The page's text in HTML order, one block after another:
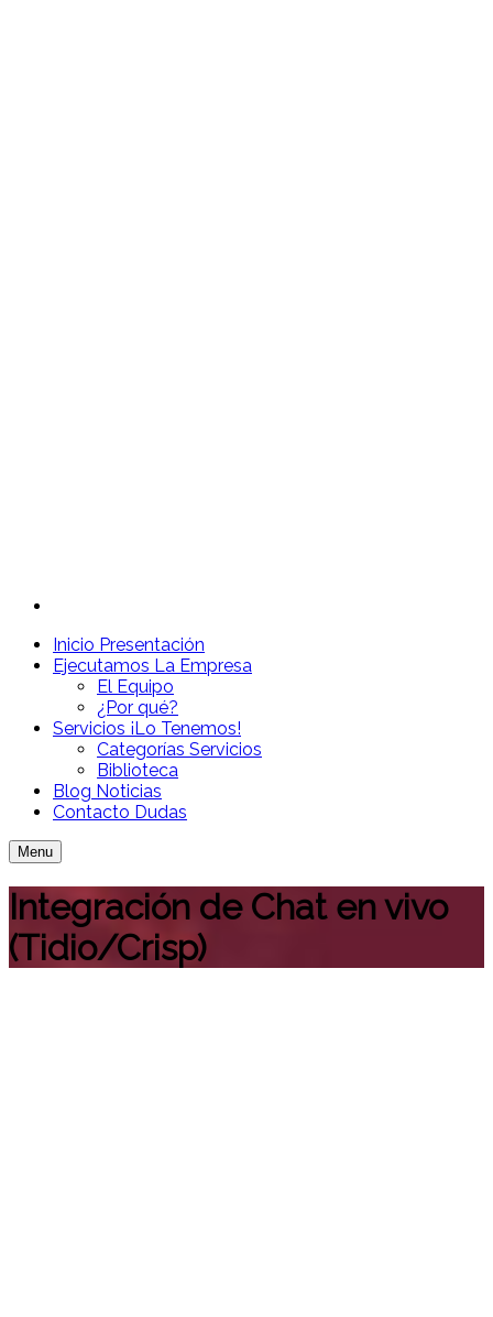
Inicio Presentación
Ejecutamos La Empresa
El Equipo
¿Por qué?
Servicios ¡Lo Tenemos!
Categorías Servicios
Biblioteca
Blog Noticias
Contacto Dudas
Menu
Integración de Chat en vivo
(Tidio/Crisp)